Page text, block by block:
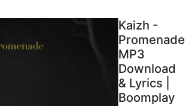
Kaizh -
Promenade
MP3
Download
& Lyrics |
Boomplay